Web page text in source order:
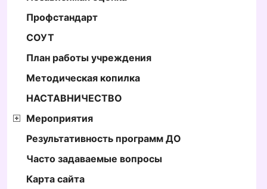
Профстандарт
СОУТ
План работы учреждения
Методическая копилка
НАСТАВНИЧЕСТВО
Мероприятия
Результативность программ ДО
Часто задаваемые вопросы
Карта сайта